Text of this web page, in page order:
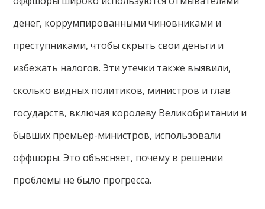
денег, коррумпированными чиновниками и
преступниками, чтобы скрыть свои деньги и
избежать налогов. Эти утечки также выявили,
сколько видных политиков, министров и глав
государств, включая королеву Великобритании и
бывших премьер-министров, использовали
оффшоры. Это объясняет, почему в решении
проблемы не было прогресса.